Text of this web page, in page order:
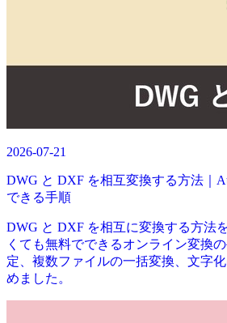
2026-07-21
DWG と DXF を相互変換する方法｜
できる手順
DWG と DXF を相互に変換する方法
くても無料でできるオンライン変換
定、複数ファイルの一括変換、文字
めました。